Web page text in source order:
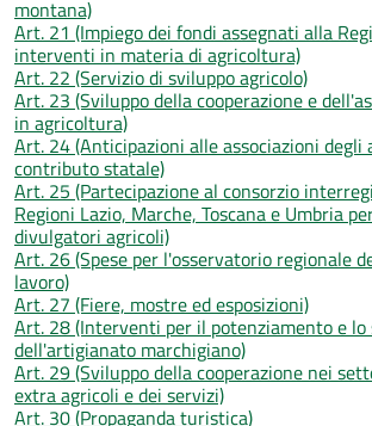
montana)
Art. 21 (Impiego dei fondi assegnati alla
interventi in materia di agricoltura)
Art. 22 (Servizio di sviluppo agricolo)
Art. 23 (Sviluppo della cooperazione e
in agricoltura)
Art. 24 (Anticipazioni alle associazioni degli
contributo statale)
Art. 25 (Partecipazione al consorzio
Regioni Lazio, Marche, Toscana e Umbria
divulgatori agricoli)
Art. 26 (Spese per l'osservatorio regionale
lavoro)
Art. 27 (Fiere, mostre ed esposizioni)
Art. 28 (Interventi per il potenziamento e lo
dell'artigianato marchigiano)
Art. 29 (Sviluppo della cooperazione nei
extra agricoli e dei servizi)
Art. 30 (Propaganda turistica)